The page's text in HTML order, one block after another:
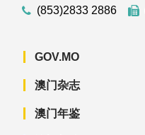
(853)2833 2886
GOV.MO
澳门杂志
澳门年鉴